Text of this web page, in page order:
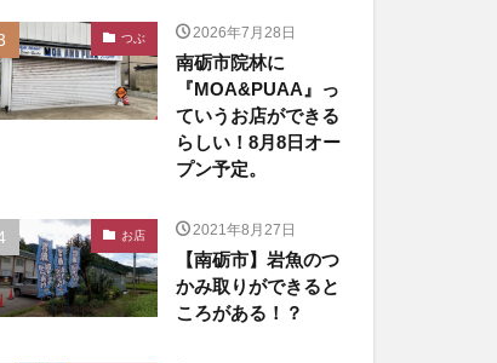
つぶ 2026年7月28日
南砺市院林に
『MOA&PUAA』っ
ていうお店ができる
らしい！8月8日オー
プン予定。
お店 2021年8月27日
【南砺市】岩魚のつ
かみ取りができると
ころがある！？